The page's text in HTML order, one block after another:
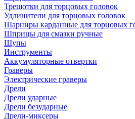
Трещотки для торцовых головок
Удлинители для торцовых головок
Шарниры карданные для торцовых
Шприцы для смазки ручные
Щупы
Инструменты
Аккумуляторные отвертки
Граверы
Электрические граверы
Дрели
Дрели ударные
Дрели безударные
Дрели-миксеры